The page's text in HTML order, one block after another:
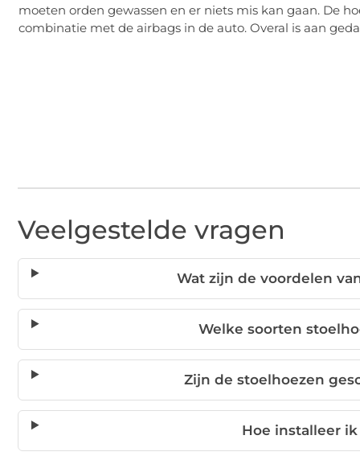
moeten orden gewassen en er niets mis kan gaan. De
combinatie met de airbags in de auto. Overal is aan
Veelgestelde vragen
Wat zijn de voordelen
Welke soorten
Zijn de stoelhoezen
Hoe installeer